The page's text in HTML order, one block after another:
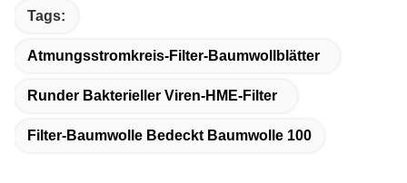
Tags:
Atmungsstromkreis-Filter-Baumwollblätter
Runder Bakterieller Viren-HME-Filter
Filter-Baumwolle Bedeckt Baumwolle 100